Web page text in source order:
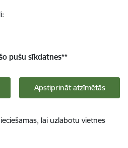
pušu sīkdatnes**
Apstiprināt atzīmētās
lai uzlabotu vietnes